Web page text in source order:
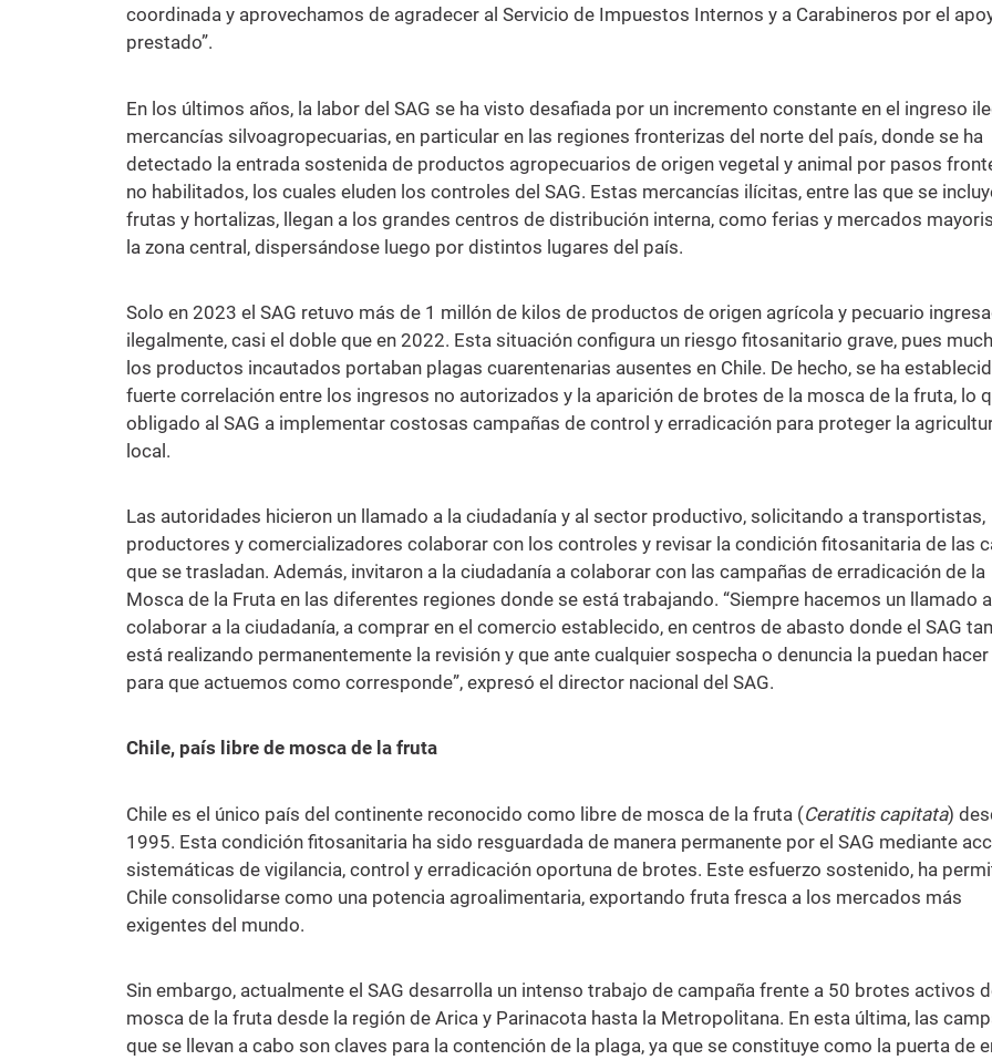
coordinada y aprovechamos de agradecer al Servicio de Impuestos Internos y a Carabineros por el
prestado”.
En los últimos años, la labor del SAG se ha visto desafiada por un incremento constante en el ingreso
mercancías silvoagropecuarias, en particular en las regiones fronterizas del norte del país, donde se ha
detectado la entrada sostenida de productos agropecuarios de origen vegetal y animal por pasos
no habilitados, los cuales eluden los controles del SAG. Estas mercancías ilícitas, entre las que se
frutas y hortalizas, llegan a los grandes centros de distribución interna, como ferias y mercados
la zona central, dispersándose luego por distintos lugares del país.
Solo en 2023 el SAG retuvo más de 1 millón de kilos de productos de origen agrícola y pecuario
ilegalmente, casi el doble que en 2022. Esta situación configura un riesgo fitosanitario grave, pues
los productos incautados portaban plagas cuarentenarias ausentes en Chile. De hecho, se ha
fuerte correlación entre los ingresos no autorizados y la aparición de brotes de la mosca de la fruta, lo
obligado al SAG a implementar costosas campañas de control y erradicación para proteger la
local.
Las autoridades hicieron un llamado a la ciudadanía y al sector productivo, solicitando a transportistas,
productores y comercializadores colaborar con los controles y revisar la condición fitosanitaria de las
que se trasladan. Además, invitaron a la ciudadanía a colaborar con las campañas de erradicación de la
Mosca de la Fruta en las diferentes regiones donde se está trabajando. “Siempre hacemos un llamado a
colaborar a la ciudadanía, a comprar en el comercio establecido, en centros de abasto donde el SAG
está realizando permanentemente la revisión y que ante cualquier sospecha o denuncia la puedan
para que actuemos como corresponde”, expresó el director nacional del SAG.
Chile, país libre de mosca de la fruta
Chile es el único país del continente reconocido como libre de mosca de la fruta (Ceratitis capitata)
1995. Esta condición fitosanitaria ha sido resguardada de manera permanente por el SAG mediante
sistemáticas de vigilancia, control y erradicación oportuna de brotes. Este esfuerzo sostenido, ha
Chile consolidarse como una potencia agroalimentaria, exportando fruta fresca a los mercados más
exigentes del mundo.
Sin embargo, actualmente el SAG desarrolla un intenso trabajo de campaña frente a 50 brotes activos
mosca de la fruta desde la región de Arica y Parinacota hasta la Metropolitana. En esta última, las
que se llevan a cabo son claves para la contención de la plaga, ya que se constituye como la puerta de